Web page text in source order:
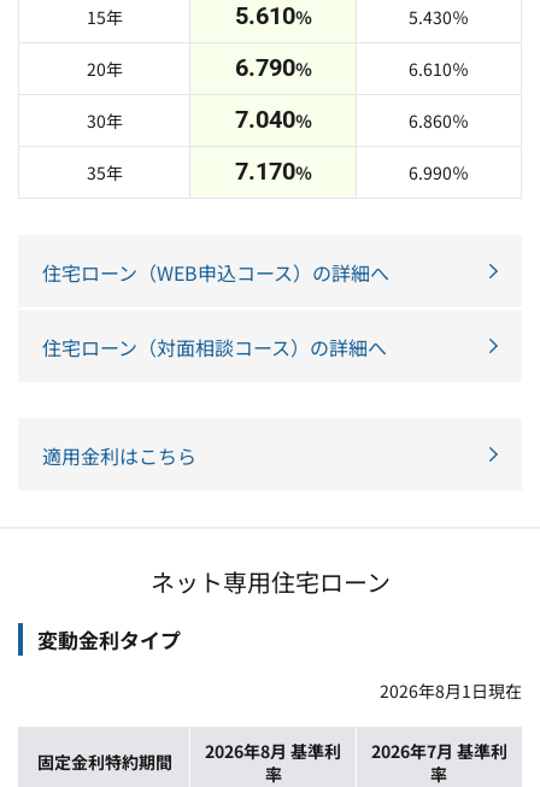
15年 5.610％ 5.430％
20年 6.790％ 6.610％
30年 7.040％ 6.860％
35年 7.170％ 6.990％
住宅ローン（WEB申込コース）の詳細へ
住宅ローン（対面相談コース）の詳細へ
適用金利はこちら
ネット専用住宅ローン
変動金利タイプ
2026年8月1日現在
固定金利特約期間 2026年8月 基準利
率
2026年7月 基準利
率